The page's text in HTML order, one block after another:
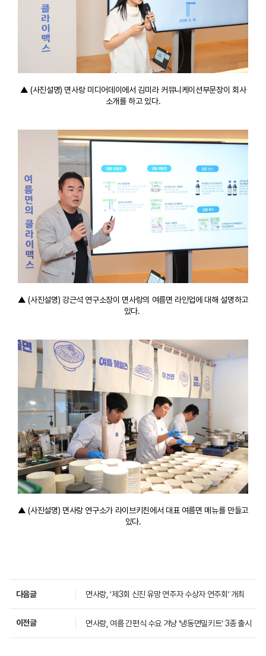
▲ (사진설명) 면사랑 미디어데이에서 김미라 커뮤니케이션부문장이 회사
소개를 하고 있다.
▲ (사진설명) 강근석 연구소장이 면사랑의 여름면 라인업에 대해 설명하고
있다.
▲ (사진설명) 면사랑 연구소가 라이브키친에서 대표 여름면 메뉴를 만들고
있다.
다음글 면사랑, ‘제3회 신진 유망 연주자 수상자 연주회’ 개최
이전글 면사랑, 여름 간편식 수요 겨냥 ‘냉동면밀키트’ 3종 출시